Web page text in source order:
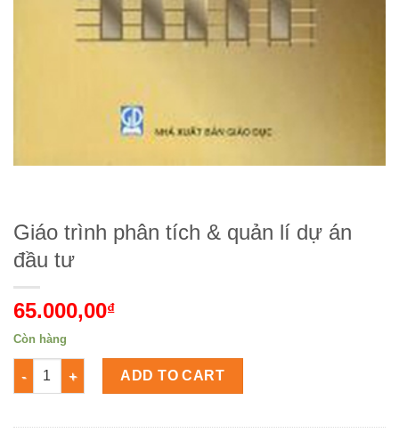
Giáo trình phân tích & quản lí dự án
đầu tư
65.000,00₫
Còn hàng
Giáo trình phân tích & quản lí dự án đầu tư Số lượng
ADD TO CART